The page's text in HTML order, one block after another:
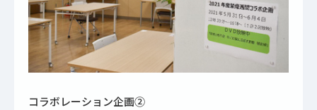
コラボレーション企画②